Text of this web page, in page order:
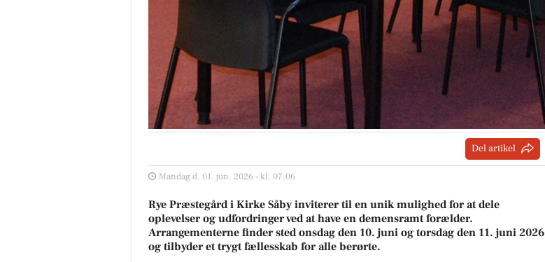
Del artikel
Mandag d. 01. jun. 2026 - kl. 07:06
Rye Præstegård i Kirke Såby inviterer til en unik mulighed for at dele
oplevelser og udfordringer ved at have en demensramt forælder.
Arrangementerne finder sted onsdag den 10. juni og torsdag den 11. juni 2026
og tilbyder et trygt fællesskab for alle berørte.